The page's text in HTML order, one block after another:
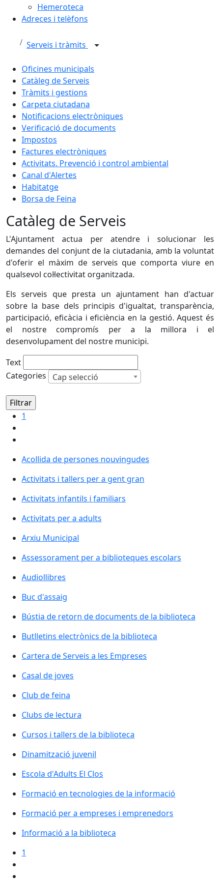
Hemeroteca
Adreces i telèfons
Serveis i tràmits
Oficines municipals
Catàleg de Serveis
Tràmits i gestions
Carpeta ciutadana
Notificacions electròniques
Verificació de documents
Impostos
Factures electròniques
Activitats. Prevenció i control ambiental
Canal d'Alertes
Habitatge
Borsa de Feina
Catàleg de Serveis
L'Ajuntament actua per atendre i solucionar les
demandes del conjunt de la ciutadania, amb la voluntat
d'oferir el màxim de serveis que comporta viure en
qualsevol col·lectivitat organitzada.
Els serveis que presta un ajuntament han d'actuar
sobre la base dels principis d'igualtat, transparència,
participació, eficàcia i eficiència en la gestió. Aquest és
el nostre compromís per a la millora i el
desenvolupament del nostre municipi.
Text
Categories
Cap selecció
1
Acollida de persones nouvingudes
Activitats i tallers per a gent gran
Activitats infantils i familiars
Activitats per a adults
Arxiu Municipal
Arxiu Municipal
Assessorament per a biblioteques escolars
Audiollibres
Buc d'assaig
Bústia de retorn de documents de la biblioteca
Butlletins electrònics de la biblioteca
Cartera de Serveis a les Empreses
Casal de joves
Casal de joves
Club de feina
Clubs de lectura
Clubs de lectura
Cursos i tallers de la biblioteca
Dinamització juvenil
Dinamització juvenil
Escola d'Adults El Clos
Escola d'Adults El Clos
Formació en tecnologies de la informació
Formació per a empreses i emprenedors
Informació a la biblioteca
1